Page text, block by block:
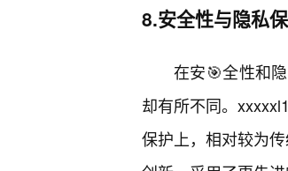
8.安全性与隐私
在安🎯全性和
却有所不同。
保护上，相对较为